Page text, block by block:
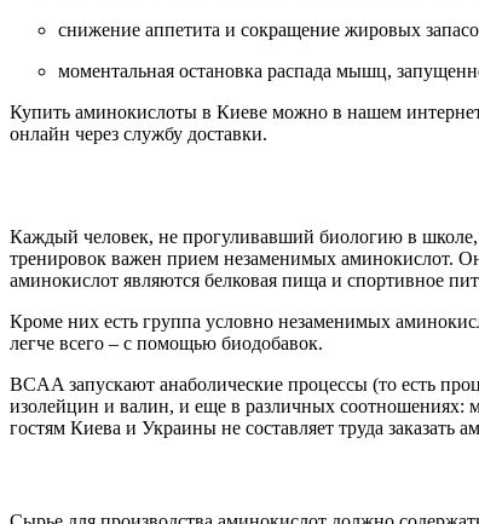
снижение аппетита и сокращение жировых
моментальная остановка распада мышц,
Купить аминокислоты в Киеве можно в нашем
онлайн через службу доставки.
Каждый человек, не прогуливавший биологию в школе,
тренировок важен прием незаменимых аминокислот.
аминокислот являются белковая пища и спортивное
Кроме них есть группа условно незаменимых
легче всего – с помощью биодобавок.
BCAA запускают анаболические процессы (то есть
изолейцин и валин, и еще в различных соотношениях:
гостям Киева и Украины не составляет труда заказать